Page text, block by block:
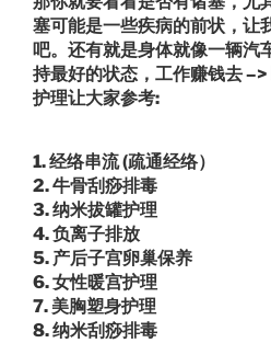
塞可能是一些疾病的前状，让
吧。还有就是身体就像一辆
持最好的状态，工作赚钱去
护理让大家参考:
1. 经络串流 (疏通经络）
2. 牛骨刮痧排毒
3. 纳米拔罐护理
4. 负离子排放
5. 产后子宫卵巢保养
6. 女性暖宫护理
7. 美胸塑身护理
8. 纳米刮痧排毒